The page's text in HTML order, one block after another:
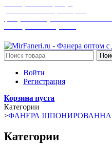
Войти
Регистрация
Корзина пуста
Категории
>ФАНЕРА
Категории